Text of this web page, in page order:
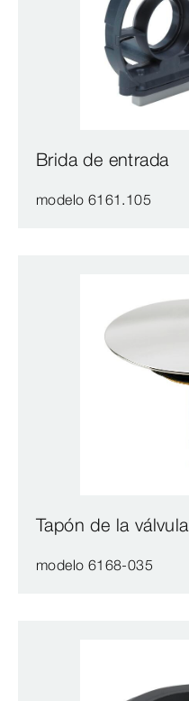
Brida de entrada
modelo 6161.105
Tapón de la válvula
modelo 6168-035